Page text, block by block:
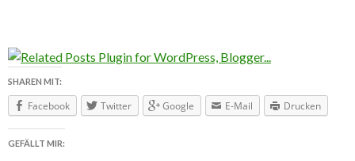
SHAREN MIT:
Facebook Twitter Google E-Mail Drucken
GEFÄLLT MIR: